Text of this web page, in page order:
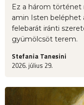
Ez a három
amin Isten beléphet
felebarát iránti
gyümölcsöt terem.
Stefania Tanesini
2026. július 29.